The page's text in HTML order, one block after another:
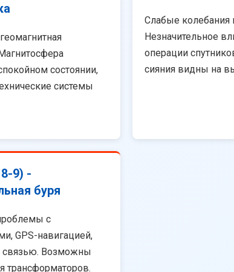
состоянии,
системы
Слабые колебания
Незначительное
операции
сияния видны на
9) -
буря
с
GPS-навигацией,
связью. Возможны
трансформаторов.